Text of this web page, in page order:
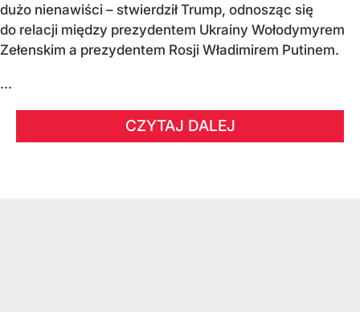
dużo nienawiści – stwierdził Trump, odnosząc się
do relacji między prezydentem Ukrainy Wołodymyrem
Zełenskim a prezydentem Rosji Władimirem Putinem.
...
CZYTAJ DALEJ